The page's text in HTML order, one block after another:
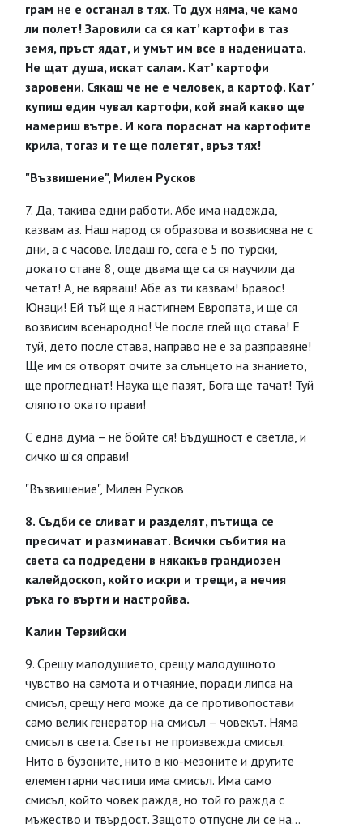
грам не е останал в тях. То дух няма, че камо
ли полет! Заровили са ся кат’ картофи в таз
земя, пръст ядат, и умът им все в наденицата.
Не щат душа, искат салам. Кат’ картофи
заровени. Сякаш че не е человек, а картоф. Кат’
купиш един чувал картофи, кой знай какво ще
намериш вътре. И кога пораснат на картофите
крила, тогаз и те ще полетят, връз тях!
"Възвишение", Милен Русков
7. Да, такива едни работи. Абе има надежда,
казвам аз. Наш народ ся образова и возвисява не с
дни, а с часове. Гледаш го, сега е 5 по турски,
докато стане 8, още двама ще са ся научили да
четат! А, не вярваш! Абе аз ти казвам! Бравос!
Юнаци! Ей тъй ще я настигнем Европата, и ще ся
возвисим всенародно! Че после глей що става! Е
туй, дето после става, направо не е за разправяне!
Ще им ся отворят очите за слънцето на знанието,
ще прогледнат! Наука ще пазят, Бога ще тачат! Туй
сляпото окато прави!
С една дума – не бойте ся! Бъдущност е светла, и
сичко ш‘ся оправи!
"Възвишение", Милен Русков
8. Съдби се сливат и разделят, пътища се
пресичат и разминават. Всички събития на
света са подредени в някакъв грандиозен
калейдоскоп, който искри и трещи, а нечия
ръка го върти и настройва.
Калин Терзийски
9. Срещу малодушието, срещу малодушното
чувство на самота и отчаяние, поради липса на
смисъл, срещу него може да се противопостави
само велик генератор на смисъл – човекът. Няма
смисъл в света. Светът не произвежда смисъл.
Нито в бузоните, нито в кю-мезоните и другите
елементарни частици има смисъл. Има само
смисъл, който човек ражда, но той го ражда с
мъжество и твърдост. Защото отпусне ли се на…